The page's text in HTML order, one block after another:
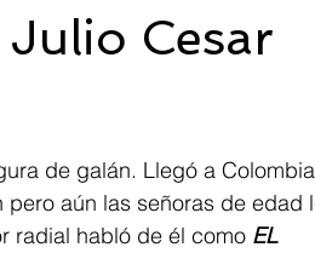
Cesar
de galán. Llegó a Colombia
pero aún las señoras de edad
radial habló de él como EL